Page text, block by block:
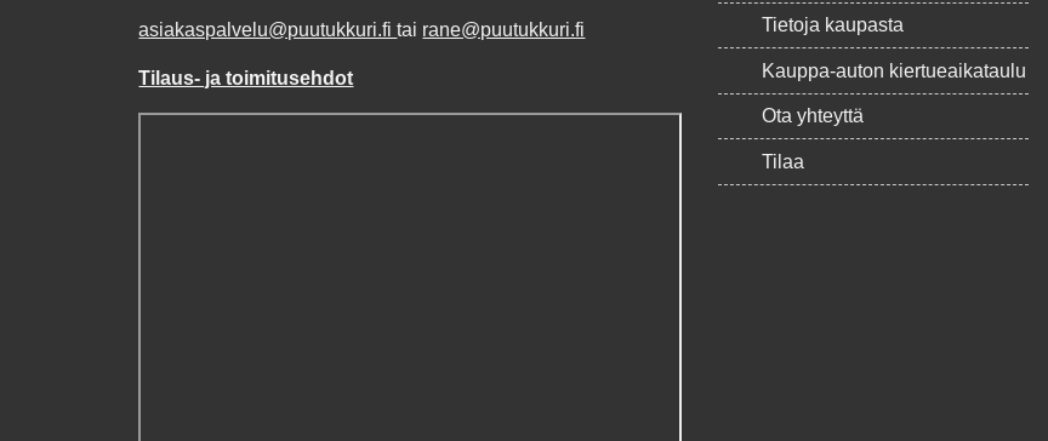
asiakaspalvelu@puutukkuri.fitai rane@puutukkuri.fi
Tilaus- ja toimitusehdot
Tietoja kaupasta
Kauppa-auton kiertueaikataulu
Ota yhteyttä
Tilaa